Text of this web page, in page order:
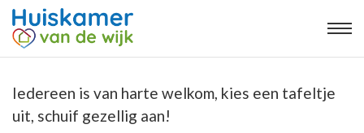
Iedereen is van harte welkom, kies een tafeltje
uit, schuif gezellig aan!